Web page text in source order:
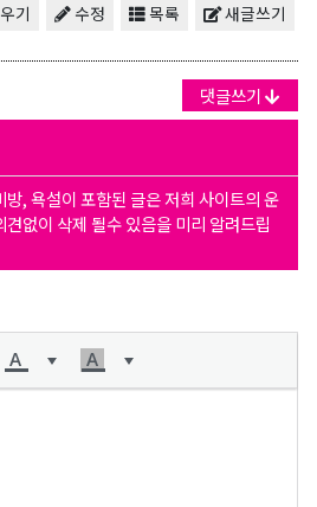
새글쓰기
목록
수정
기
댓글쓰기
, 욕설이 포함된 글은 저희 사이트의 운
없이 삭제 될수 있음을 미리 알려드립